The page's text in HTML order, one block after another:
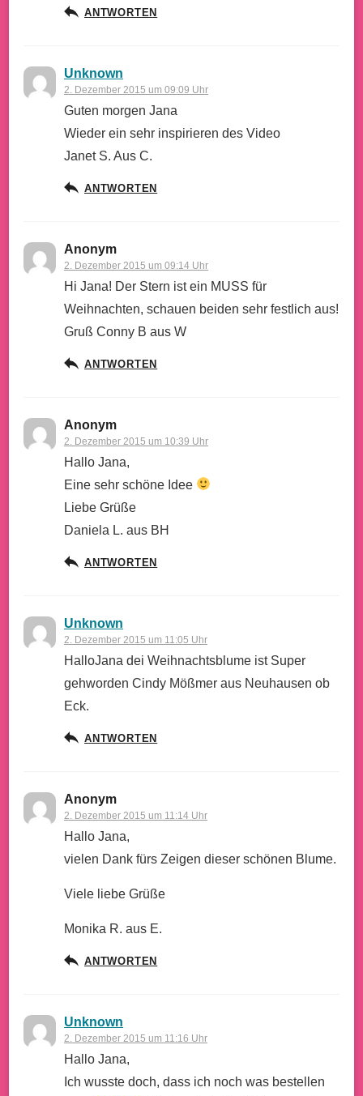
ANTWORTEN
Unknown
2. Dezember 2015 um 09:09 Uhr
Guten morgen Jana
Wieder ein sehr inspirieren des Video
Janet S. Aus C.
ANTWORTEN
Anonym
2. Dezember 2015 um 09:14 Uhr
Hi Jana! Der Stern ist ein MUSS für
Weihnachten, schauen beiden sehr festlich aus!
Gruß Conny B aus W
ANTWORTEN
Anonym
2. Dezember 2015 um 10:39 Uhr
Hallo Jana,
Eine sehr schöne Idee
Liebe Grüße
Daniela L. aus BH
ANTWORTEN
Unknown
2. Dezember 2015 um 11:05 Uhr
HalloJana dei Weihnachtsblume ist Super
gehworden Cindy Mößmer aus Neuhausen ob
Eck.
ANTWORTEN
Anonym
2. Dezember 2015 um 11:14 Uhr
Hallo Jana,
vielen Dank fürs Zeigen dieser schönen Blume.
Viele liebe Grüße
Monika R. aus E.
ANTWORTEN
Unknown
2. Dezember 2015 um 11:16 Uhr
Hallo Jana,
Ich wusste doch, dass ich noch was bestellen